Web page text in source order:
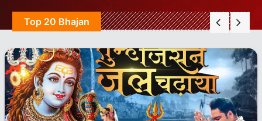
Top 20 Bhajan